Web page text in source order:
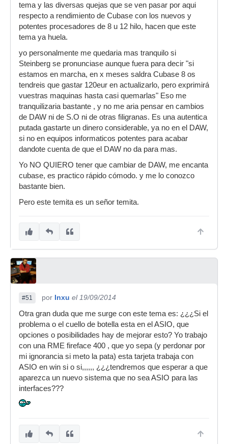
tema y las diversas quejas que se ven pasar por aqui
respecto a rendimiento de Cubase con los nuevos y
potentes procesadores de 8 u 12 hilo, hacen que este
tema ya huela.
yo personalmente me quedaria mas tranquilo si
Steinberg se pronunciase aunque fuera para decir "si
estamos en marcha, en x meses saldra Cubase 8 os
tendreis que gastar 120eur en actualizarlo, pero exprimirá
vuestras maquinas hasta casi quemarlas" Eso me
tranquilizaria bastante , y no me aria pensar en cambios
de DAW ni de S.O ni de otras filigranas. Es una autentica
putada gastarte un dinero considerable, ya no en el DAW,
si no en equipos informaticos potentes para acabar
dandote cuenta de que el DAW no da para mas.
Yo NO QUIERO tener que cambiar de DAW, me encanta
cubase, es practico rápido cómodo. y me lo conozco
bastante bien.
Pero este temita es un señor temita.
#51 por Inxu el 19/09/2014
Otra gran duda que me surge con este tema es: ¿¿¿Si el
problema o el cuello de botella esta en el ASIO, que
opciones o posibilidades hay de mejorar esto? Yo trabajo
con una RME fireface 400 , que yo sepa (y perdonar por
mi ignorancia si meto la pata) esta tarjeta trabaja con
ASIO en win si o si,,,,,, ¿¿¿tendremos que esperar a que
aparezca un nuevo sistema que no sea ASIO para las
interfaces???